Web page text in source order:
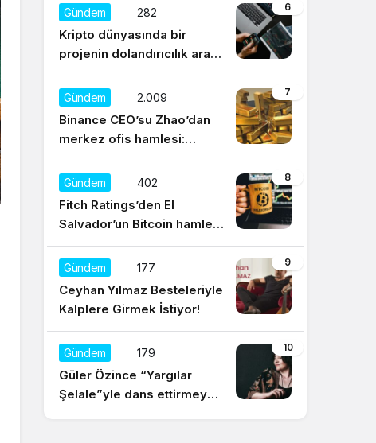
6
Gündem 282
Kripto dünyasında bir
projenin dolandırıcılık aracı
olduğu nasıl anlaşılır?
7
Gündem 2.009
Binance CEO’su Zhao’dan
merkez ofis hamlesi:
Sürekli regülasyonları
düşünüyorum
8
Gündem 402
Fitch Ratings’den El
Salvador’un Bitcoin hamlesi
için olumsuz yorum
9
Gündem 177
Ceyhan Yılmaz Besteleriyle
Kalplere Girmek İstiyor!
10
Gündem 179
Güler Özince “Yargılar
Şelale”yle dans ettirmeye